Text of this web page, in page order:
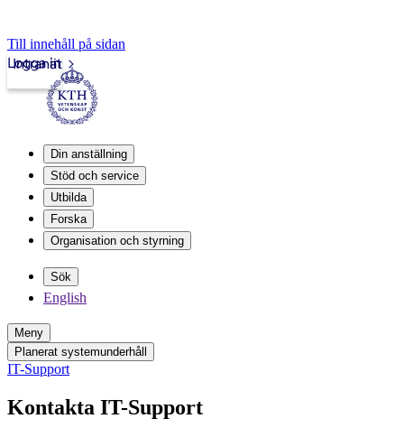
Till innehåll på sidan
Intranät
Logga in
Din anställning
Stöd och service
Utbilda
Forska
Organisation och styrning
Sök
English
Meny
Planerat systemunderhåll
IT-Support
Kontakta IT-Support